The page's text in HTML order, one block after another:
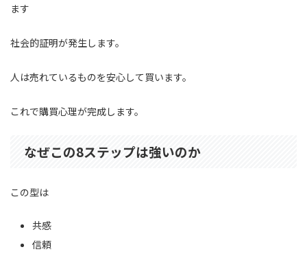
ます
社会的証明が発生します。
人は売れているものを安心して買います。
これで購買心理が完成します。
なぜこの8ステップは強いのか
この型は
共感
信頼